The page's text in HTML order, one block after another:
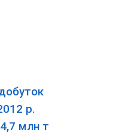
р.
млн ​​т